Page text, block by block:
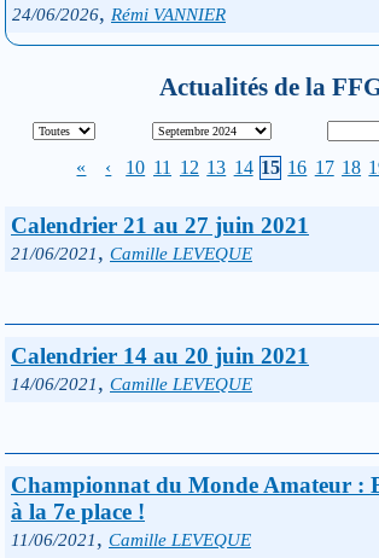
24/06/2026, Rémi VANNIER
Actualités de la
« ‹ 10 11 12 13 14 15 16 17 18
Calendrier 21 au 27 juin 2021
21/06/2021, Camille LEVEQUE
Calendrier 14 au 20 juin 2021
14/06/2021, Camille LEVEQUE
Championnat du Monde Amateur :
à la 7e place !
11/06/2021, Camille LEVEQUE